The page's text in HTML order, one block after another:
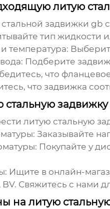
литую
задвижки gb
тип жидкости
температура:
Подберите
что
что задвижка
стальную
литую стальную
Заказывайте
Покупайте у
Ищите в онлайн-
BV. Свяжитесь с нами
на литую